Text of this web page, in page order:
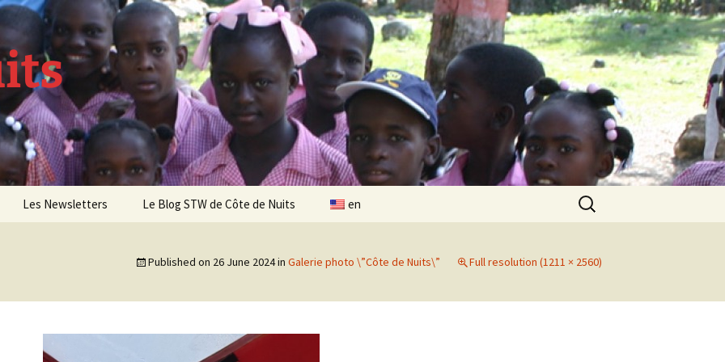
Les Newsletters
Newsletter 7 – Sept 2014
Le Blog STW de Côte de Nuits en
Search
for:
Published on 26 June 2024in Galerie photo \”Côte de Nuits\” Full resolution (1211 × 2560)